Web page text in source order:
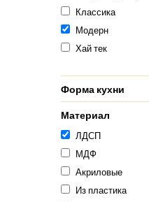
Классика
Модерн
Хай тек
Форма кухни
Материал
ЛДСП
МДФ
Акриловые
Из пластика